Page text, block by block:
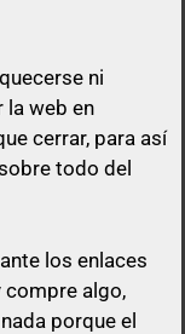
ni
la web en
cerrar, para así
todo del
los enlaces
compre algo,
porque el